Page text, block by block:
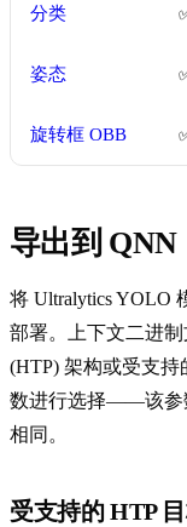
分类
姿态
旋转框 OBB
导出到
将 Ultralytics YOLO
部署。上下文二进制
(HTP) 架构或受支持
数进行选择——该参
相同。
受支持的 HTP